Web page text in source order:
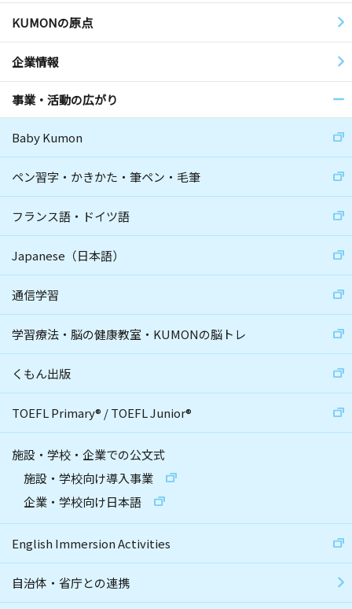
KUMONの原点
企業情報
事業・活動の広がり
Baby Kumon
ペン習字・かきかた・筆ペン・毛筆
フランス語・ドイツ語
Japanese（日本語）
通信学習
学習療法・脳の健康教室・KUMONの脳トレ
くもん出版
TOEFL Primary® /TOEFL Junior®
施設・学校・企業での公文式
施設・学校向け導入事業
企業・学校向け日本語
English Immersion Activities
自治体・省庁との連携